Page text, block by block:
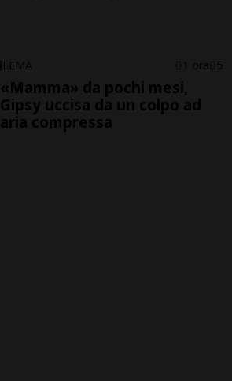
LEMA 1 ora 5
«Mamma» da pochi mesi,
Gipsy uccisa da un colpo ad
aria compressa